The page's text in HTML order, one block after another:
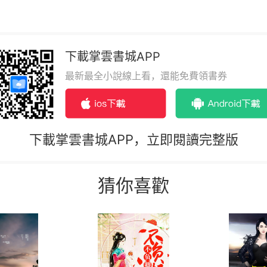
下載掌雲書城APP
最新最全小說線上看，還能免費領書券
下載掌雲書城APP，立即閱讀完整版
猜你喜歡